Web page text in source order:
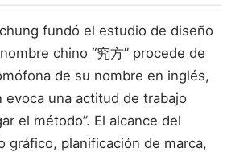
fundó el estudio de diseño
chino “究方” procede de
de su nombre en inglés,
evoca una actitud de trabajo
el método”. El alcance del
gráfico, planificación de marca,